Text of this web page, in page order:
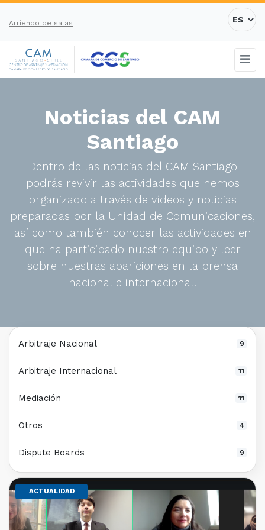
Arriendo de salas
Noticias del CAM
Santiago
Dentro de las noticias del CAM Santiago
podrás revivir las actividades que hemos
organizado a través de vídeos y noticias
preparadas por la Unidad de Comunicaciones,
así como también conocer las actividades en
que ha participado nuestro equipo y leer
sobre nuestras apariciones en la prensa
nacional e internacional.
ACTUALIDAD
Arbitraje Nacional 9
Arbitraje Internacional 11
Mediación 11
Otros 4
Dispute Boards 9